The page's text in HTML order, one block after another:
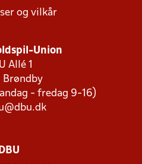
og vilkår
Union
Allé 1
Brøndby
- fredag 9-16)
DBU